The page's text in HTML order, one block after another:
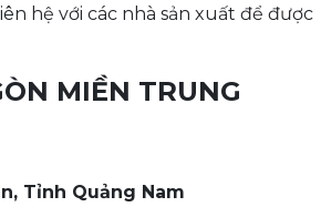
hệ với các nhà sản xuất để được
MIỀN TRUNG
Tỉnh Quảng Nam